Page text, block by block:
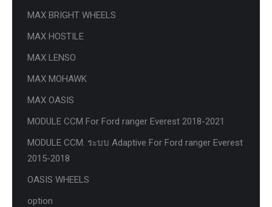
MAX BRIGHT WHEELS
MAX HOSTILE
MAX LENSO
MAX MOHAWK
MAX OASIS
MODULE CCM For Ford ranger Everest 2018-2021
MODULE CCM. ระบบ Adaptive For Ford ranger Everest
2015-2018
OASIS WHEELS
option